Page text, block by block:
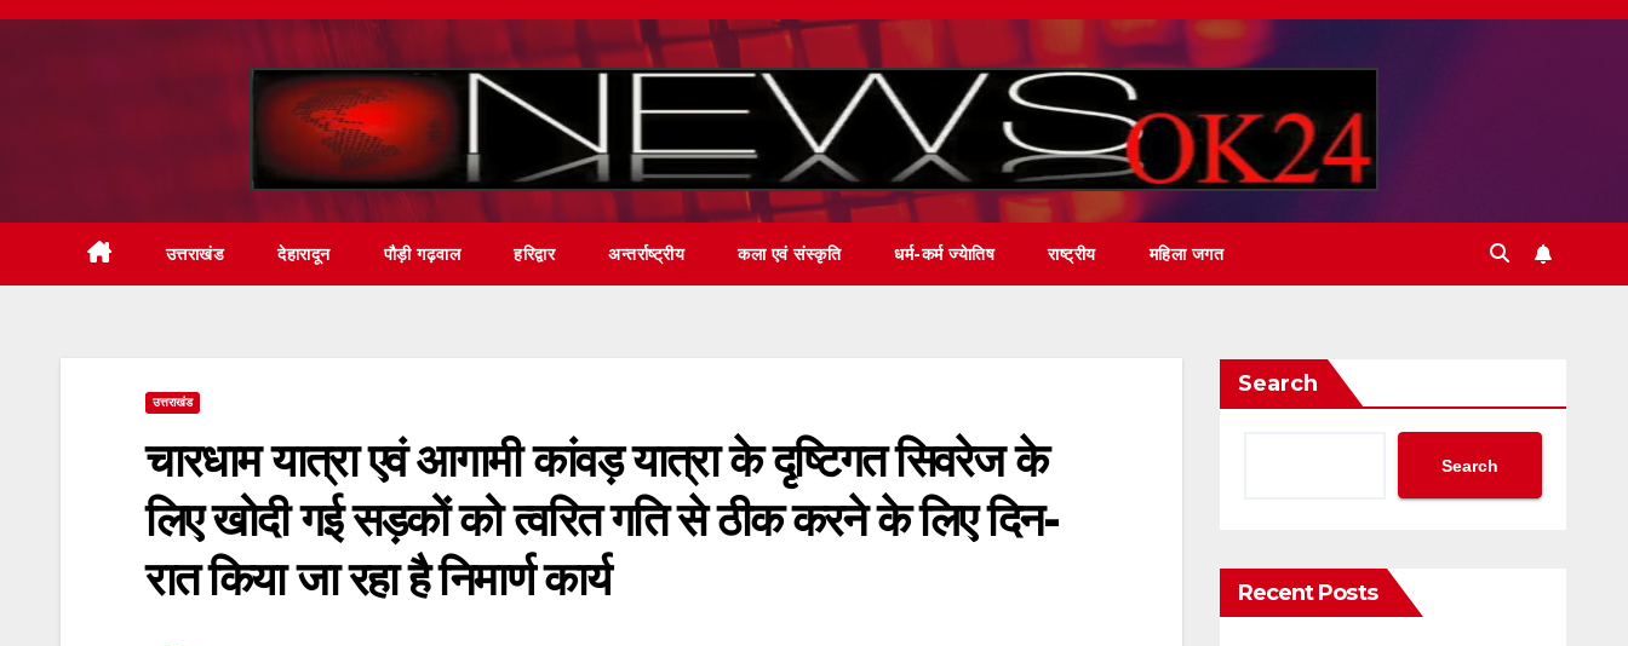
Skip
उत्तराखंड देहारादून पौड़ी गढ़वाल हरिद्वार अन्तर्राष्ट्रीय कला एवं संस्कृति धर्म-कर्म ज्येातिष राष्ट्रीय महिला जगत
उत्तराखंड
चारधाम यात्रा एवं आगामी कांवड़ यात्रा के दृष्टिगत सिवरेज के
लिए खोदी गई सड़कों को त्वरित गति से ठीक करने के लिए दिन-
रात किया जा रहा है निमार्ण कार्य
Search
Search
Recent Posts